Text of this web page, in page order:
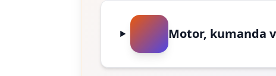
Motor, kumanda